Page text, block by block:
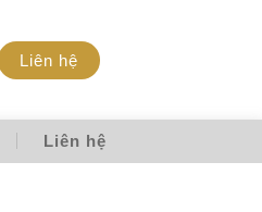
Liên hệ
Liên hệ